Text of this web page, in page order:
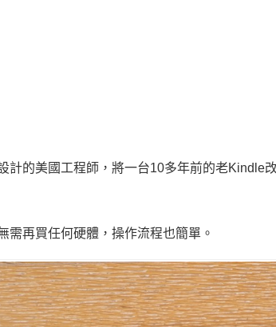
計的美國工程師，將一台10多年前的老Kindle
需再買任何硬體，操作流程也簡單。